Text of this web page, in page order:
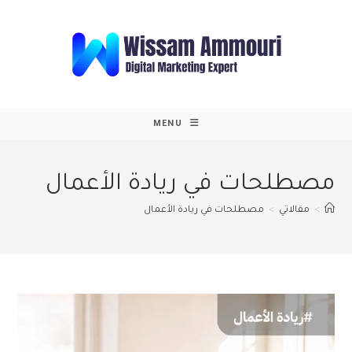
MENU
مصطلحات في ريادة الأعمال
> مقالاتي > مصطلحات في ريادة الأعمال